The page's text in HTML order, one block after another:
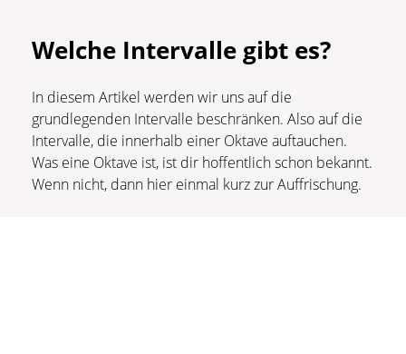
Welche Intervalle gibt es?
In diesem Artikel werden wir uns auf die
grundlegenden Intervalle beschränken. Also auf die
Intervalle, die innerhalb einer Oktave auftauchen.
Was eine Oktave ist, ist dir hoffentlich schon bekannt.
Wenn nicht, dann hier einmal kurz zur Auffrischung.